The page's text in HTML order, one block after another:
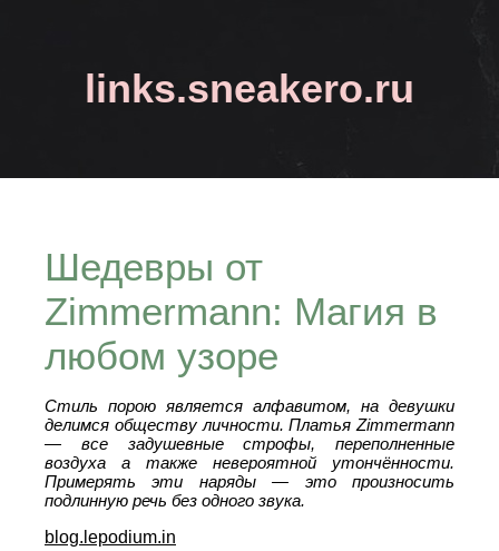
links.sneakero.ru
Шедевры от
Zimmermann: Магия в
любом узоре
Стиль порою является алфавитом, на девушки
делимся обществу личности. Платья Zimmermann
— все задушевные строфы, переполненные
воздуха а также невероятной утончённости.
Примерять эти наряды — это произносить
подлинную речь без одного звука.
blog.lepodium.in